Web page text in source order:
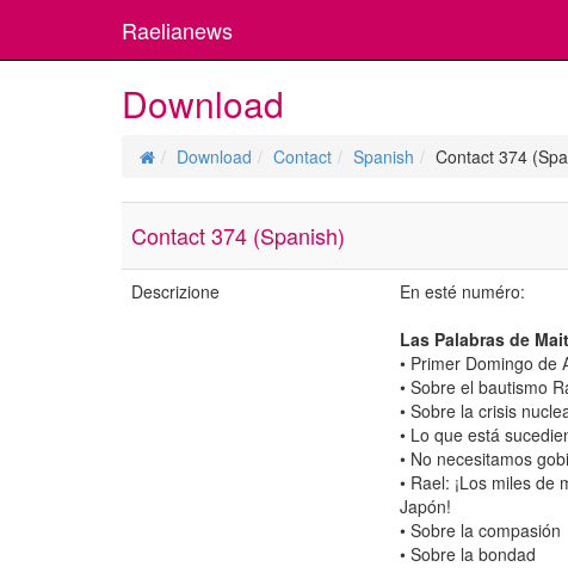
Raelianews
Download
Download Contact Spanish Contact 374
Contact 374 (Spanish)
Descrizione
En esté numéro:
Las Palabras de
• Primer Domingo de
• Sobre el bautismo
• Sobre la crisis
• Lo que está
• No necesitamos
• Rael: ¡Los miles
Japón!
• Sobre la compasión
• Sobre la bondad